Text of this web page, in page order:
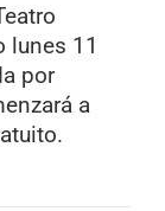
lunes 11
por
a